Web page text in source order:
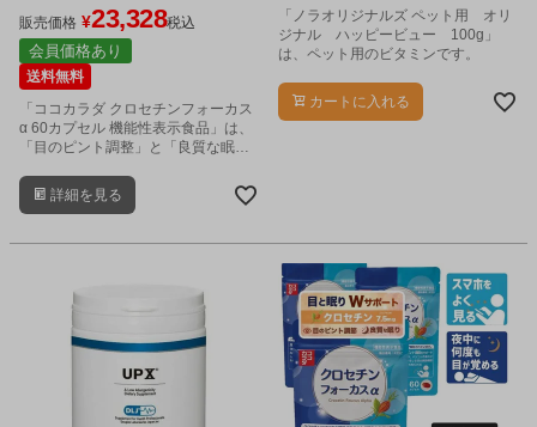
販売価格 ¥23,328税込
会員価格あり
送料無料
「ココカラダ クロセチンフォーカス
α 60カプセル 機能性表示食品」は、
「目のピント調整」と「良質な眠
を配合したサプリメントです。
詳細を見る
「ノラオリジナルズ ペット用 オリ
ジナル ハッピービュー 100g」
は、ペット用のビタミンです。
カートに入れる